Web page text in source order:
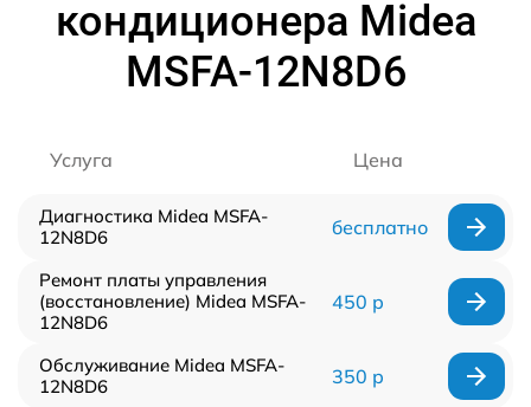
кондиционера Midea
MSFA-12N8D6
Услуга Цена
Диагностика Midea MSFA-
12N8D6
бесплатно
Ремонт платы управления
(восстановление) Midea MSFA-
12N8D6
450 р
Обслуживание Midea MSFA-
12N8D6
350 р